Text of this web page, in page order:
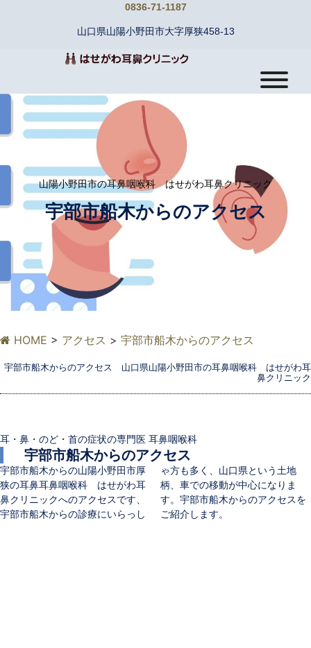
0836-71-1187
山口県山陽小野田市大字厚狭458-13
山陽小野田市の耳鼻咽喉科 はせがわ耳鼻クリニック
宇部市船木からのアクセス
HOME > アクセス > 宇部市船木からのアクセス
宇部市船木からのアクセス 山口県山陽小野田市の耳鼻咽喉科 はせがわ耳
鼻クリニック
耳・鼻・のど・首の症状の専門医 耳鼻咽喉科
宇部市船木からのアクセス
宇部市船木からの山陽小野田市厚
狭の耳鼻耳鼻咽喉科 はせがわ耳
鼻クリニックへのアクセスです、
宇部市船木からの診療にいらっし
ゃ方も多く、山口県という土地
柄、車での移動が中心になりま
す。宇部市船木からのアクセスを
ご紹介します。